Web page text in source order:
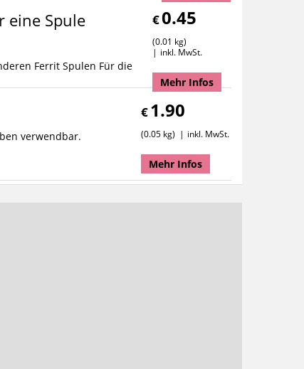
eine Spule
Ferrit Spulen Für die
€0.45
0.01 kg
inkl. MwSt.
Mehr Infos
verwendbar.
€1.90
0.05 kg inkl. MwSt.
Mehr Infos